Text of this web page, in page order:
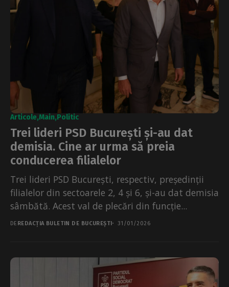
Articole Main Politic
Trei lideri PSD București și-au dat
demisia. Cine ar urma să preia
conducerea filialelor
Trei lideri PSD București, respectiv, președinții
filialelor din sectoarele 2, 4 și 6, și-au dat demisia
sâmbătă. Acest val de plecări din funcție...
DE REDACȚIA BULETIN DE BUCUREȘTI 31/01/2026